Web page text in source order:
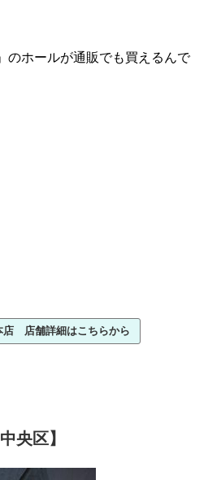
のホールが通販でも買えるんで
店 店舗詳細はこちらから
央区】